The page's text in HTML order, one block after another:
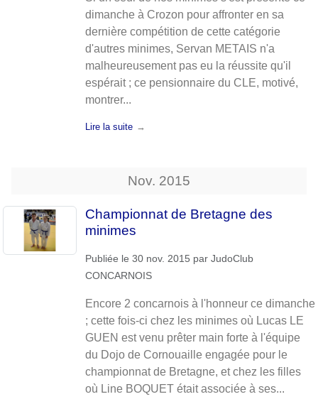
dimanche à Crozon pour affronter en sa
dernière compétition de cette catégorie
d'autres minimes, Servan METAIS n'a
malheureusement pas eu la réussite qu'il
espérait ; ce pensionnaire du CLE, motivé,
montrer...
Lire la suite
Nov. 2015
Championnat de Bretagne des
minimes
Publiée le 30 nov. 2015 par JudoClub
CONCARNOIS
Encore 2 concarnois à l'honneur ce dimanche
; cette fois-ci chez les minimes où Lucas LE
GUEN est venu prêter main forte à l'équipe
du Dojo de Cornouaille engagée pour le
championnat de Bretagne, et chez les filles
où Line BOQUET était associée à ses...